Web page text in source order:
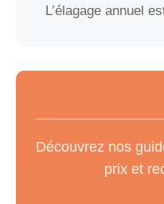
L’élagage annuel
Les fruits qui
Feuilles et pollen
Découvrez nos
prix et